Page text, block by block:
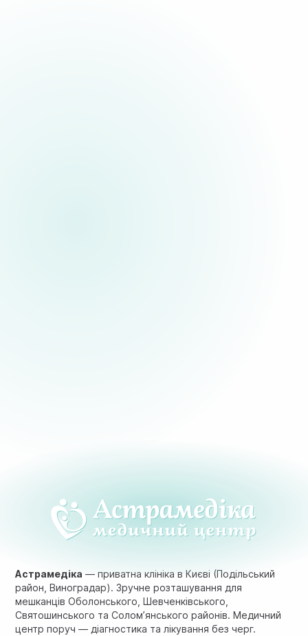
Астрамедіка — приватна клініка в Києві (Подільський
район, Виноградар). Зручне розташування для
мешканців Оболонського, Шевченківського,
Святошинського та Солом’янського районів. Медичний
центр поруч — діагностика та лікування без черг.